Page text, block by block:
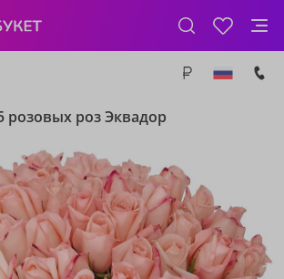
розовых роз Эквадор